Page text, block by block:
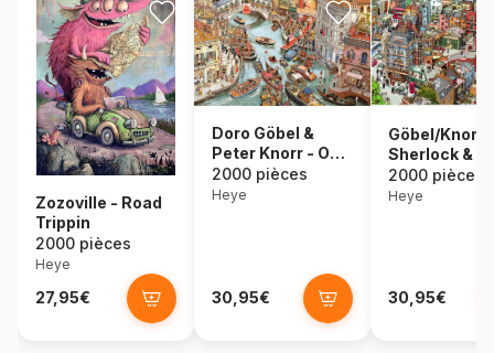
Zozoville - Road
Trippin
2000 pièces
Heye
27,95€
Doro Göbel &
Peter Knorr - O
Sole Mio!
2000 pièces
Heye
30,95€
Göbel/Knorr :
Sherlock &
2000 pièces
Heye
30,95€